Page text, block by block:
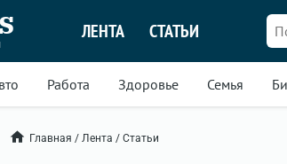
ЛЕНТА СТАТЬИ
Работа Здоровье Семья
Главная / Лента / Статьи